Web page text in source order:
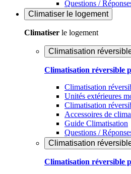
Questions /
Climatiser le logement
Climatiser le logement
Climatisation
Climatisation réversible
Climatisation
Unités extérieures
Climatisation
Accessoires de
Guide Climatisation
Questions /
Climatisation
Climatisation réversible